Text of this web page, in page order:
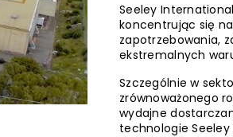
Seeley
koncentrując się
zapotrzebowania,
ekstremalnych
Szczególnie w
zrównoważonego
wydajne
technologie